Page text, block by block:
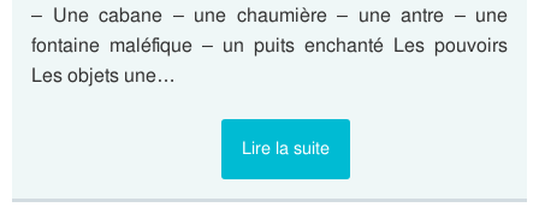
– Une cabane – une chaumière – une antre – une
fontaine maléfique – un puits enchanté Les pouvoirs
Les objets une…
Lire la suite